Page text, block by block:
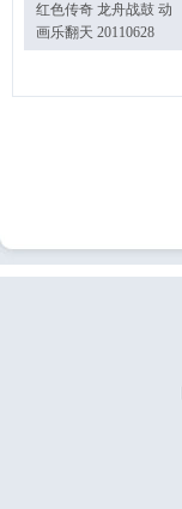
红色传奇 龙舟战鼓 动
画乐翻天 20110628